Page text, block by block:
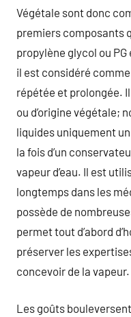
Végétale sont donc
premiers composants
propylène glycol ou
il est considéré
répétée et prolongée.
ou d’origine végétale;
liquides uniquement un
la fois d’un
vapeur d’eau. Il est
longtemps dans les
possède de
permet tout d’abord
préserver les
concevoir de la vapeur.
Les goûts